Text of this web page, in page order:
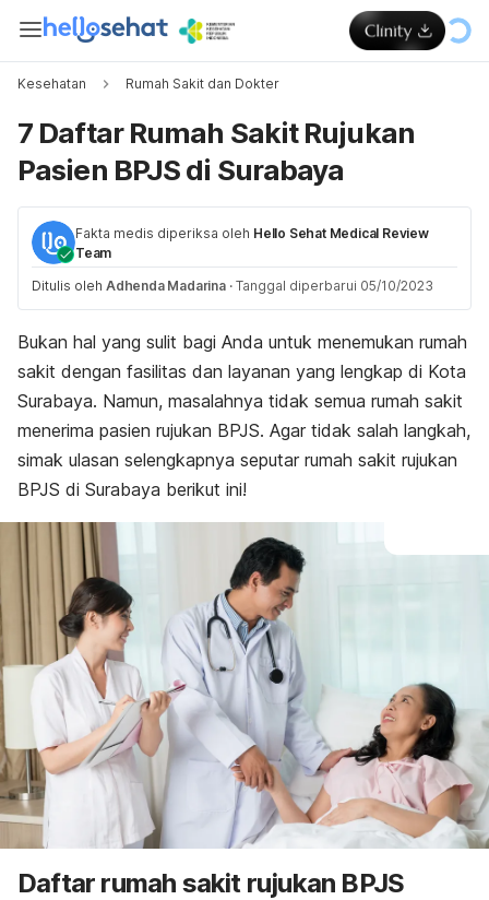
Kesehatan Rumah Sakit dan Dokter
7 Daftar Rumah Sakit Rujukan
Pasien BPJS di Surabaya
Fakta medis diperiksa oleh Hello Sehat Medical Review
Team
Ditulis oleh Adhenda Madarina · Tanggal diperbarui 05/10/2023
Bukan hal yang sulit bagi Anda untuk menemukan rumah
sakit dengan fasilitas dan layanan yang lengkap di Kota
Surabaya. Namun, masalahnya tidak semua rumah sakit
menerima pasien rujukan BPJS. Agar tidak salah langkah,
simak ulasan selengkapnya seputar rumah sakit rujukan
BPJS di Surabaya berikut ini!
Daftar rumah sakit rujukan BPJS